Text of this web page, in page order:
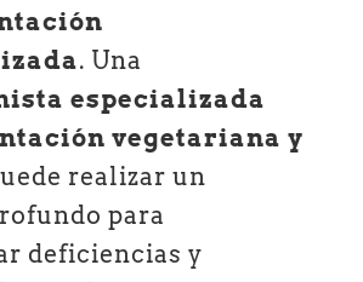
. Una
especializada
vegetariana y
realizar un
para
deficiencias y